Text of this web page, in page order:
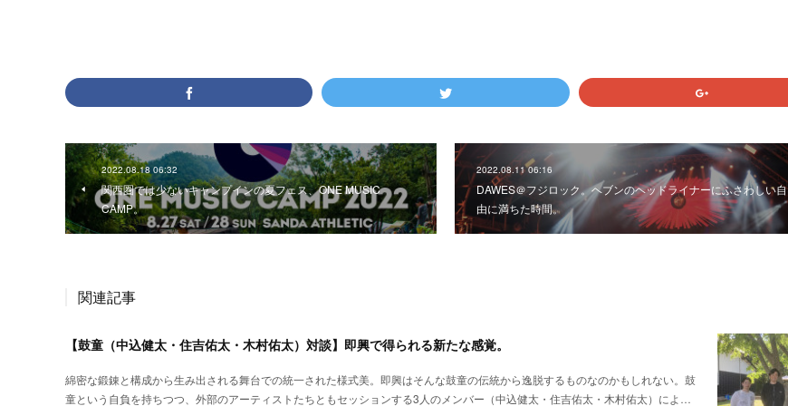
2022.08.18 06:32
関西圏では少ないキャンプインの夏フェス、ONE MUSIC
CAMP。
2022.08.11 06:16
DAWES＠フジロック。ヘブンのヘッドライナーにふさわしい自
由に満ちた時間。
関連記事
【鼓童（中込健太・住吉佑太・木村佑太）対談】即興で得られる新たな感覚。
綿密な鍛錬と構成から生み出される舞台での統一された様式美。即興はそんな鼓童の伝統から逸脱するものなのかもしれない。鼓
童という自負を持ちつつ、外部のアーティストたちともセッションする3人のメンバー（中込健太・住吉佑太・木村佑太）によ…